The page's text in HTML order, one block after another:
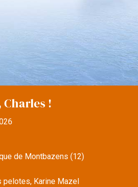
Charles !
de Montbazens (12)
Karine Mazel